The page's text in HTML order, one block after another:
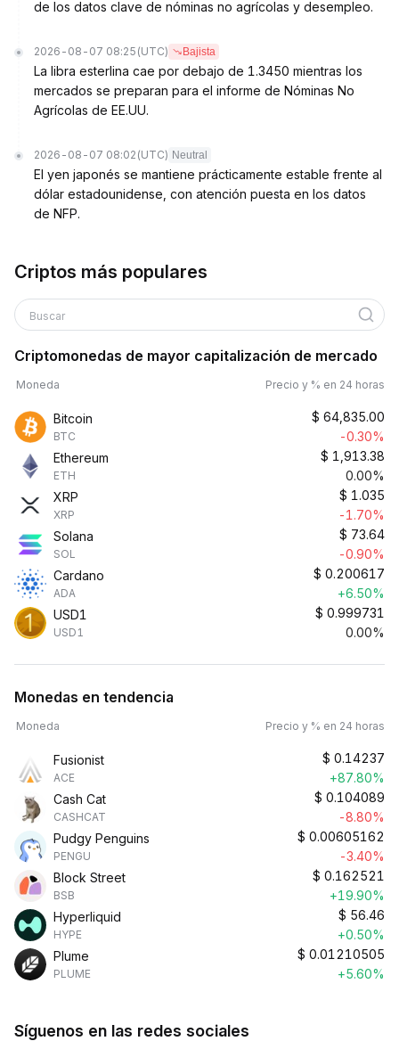
de los datos clave de nóminas no agrícolas y desempleo.
2026-08-07 08:25 (UTC) Bajista
La libra esterlina cae por debajo de 1.3450 mientras los
mercados se preparan para el informe de Nóminas No
Agrícolas de EE.UU.
2026-08-07 08:02 (UTC) Neutral
El yen japonés se mantiene prácticamente estable frente al
dólar estadounidense, con atención puesta en los datos
de NFP.
Criptos más populares
Buscar
Criptomonedas de mayor capitalización de mercado
Moneda Precio y % en 24 horas
Bitcoin
BTC
$ 64,835.00
-0.30%
Ethereum
ETH
$ 1,913.38
0.00%
XRP
XRP
$ 1.035
-1.70%
Solana
SOL
$ 73.64
-0.90%
Cardano
ADA
$ 0.200617
+6.50%
USD1
USD1
$ 0.999731
0.00%
Monedas en tendencia
Moneda Precio y % en 24 horas
Fusionist
ACE
$ 0.14237
+87.80%
Cash Cat
CASHCAT
$ 0.104089
-8.80%
Pudgy Penguins
PENGU
$ 0.00605162
-3.40%
Block Street
BSB
$ 0.162521
+19.90%
Hyperliquid
HYPE
$ 56.46
+0.50%
Plume
PLUME
$ 0.01210505
+5.60%
Síguenos en las redes sociales